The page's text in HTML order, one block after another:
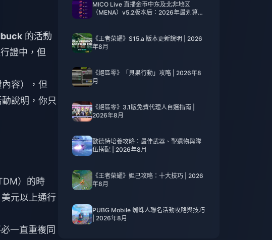
的活動
證中，但
容），但
說明，你只
）的時
元以上通行
一直重複同
MICO Live 直播金币中东及北非地区
（MENA）v5.2版本后：2026年最划算充
《王者榮耀》S15.a 版本更新說明 | 2026
年8月
《絕區零》「貝果行動」攻略 | 2026年8
月
《絕區零》3.1版免費代理人自選指南 |
2026年8月
歐德特培養攻略：最佳武器、聖遺物與隊
伍搭配 | 2026年8月
《王者榮耀》妲己攻略：十大技巧 | 2026
年8月
PUBG Mobile 蜘蛛人聯名活動攻略與技巧
| 2026年8月